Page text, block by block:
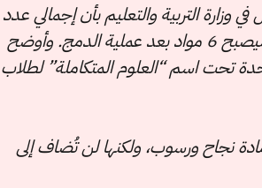
التربية والتعليم بأن إجمالي عدد
سيصبح 6 مواد بعد عملية الدمج. وأوضح
تحت اسم “العلوم المتكاملة” لطلاب
نجاح ورسوب، ولكنها لن تُضاف إلى